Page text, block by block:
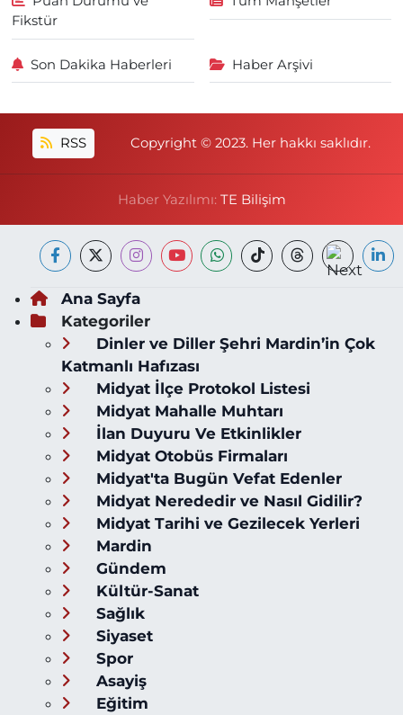
Fikstür
Son Dakika Haberleri Haber Arşivi
RSS Copyright © 2023. Her hakkı saklıdır.
Haber Yazılımı: TE Bilişim
Ana Sayfa
Kategoriler
Dinler ve Diller Şehri Mardin’in Çok
Katmanlı Hafızası
Midyat İlçe Protokol Listesi
Midyat Mahalle Muhtarı
İlan Duyuru Ve Etkinlikler
Midyat Otobüs Firmaları
Midyat'ta Bugün Vefat Edenler
Midyat Nerededir ve Nasıl Gidilir?
Midyat Tarihi ve Gezilecek Yerleri
Mardin
Gündem
Kültür-Sanat
Sağlık
Siyaset
Spor
Asayiş
Eğitim